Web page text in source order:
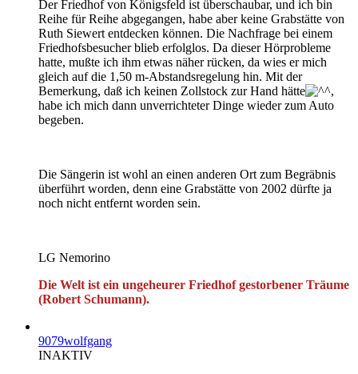
Der Friedhof von Königsfeld ist überschaubar, und ich bin
Reihe für Reihe abgegangen, habe aber keine Grabstätte von
Ruth Siewert entdecken können. Die Nachfrage bei einem
Friedhofsbesucher blieb erfolglos. Da dieser Hörprobleme
hatte, mußte ich ihm etwas näher rücken, da wies er mich
gleich auf die 1,50 m-Abstandsregelung hin. Mit der
Bemerkung, daß ich keinen Zollstock zur Hand hätte
,
habe ich mich dann unverrichteter Dinge wieder zum Auto
begeben.
Die Sängerin ist wohl an einen anderen Ort zum Begräbnis
überführt worden, denn eine Grabstätte von 2002 dürfte ja
noch nicht entfernt worden sein.
LG Nemorino
Die Welt ist ein ungeheurer Friedhof gestorbener Träume
(Robert Schumann).
9079wolfgang
INAKTIV